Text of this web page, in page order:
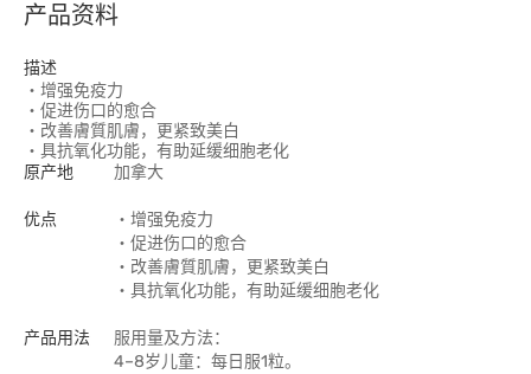
产品资料
描述
‧增强免疫力
‧促进伤口的愈合
‧改善膚質肌膚，更紧致美白
‧具抗氧化功能，有助延缓细胞老化
原产地
加拿大
优点
‧增强免疫力
‧促进伤口的愈合
‧改善膚質肌膚，更紧致美白
‧具抗氧化功能，有助延缓细胞老化
产品用法
服用量及方法：
4–8岁儿童：每日服1粒。